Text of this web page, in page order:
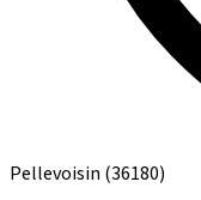
Pellevoisin (36180)